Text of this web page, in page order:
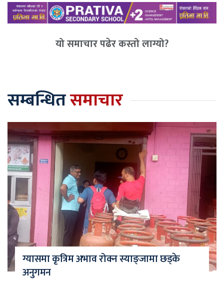
यो समाचार पढेर कस्तो लाग्यो?
सम्बन्धितसमाचार
ग्यासमा कृत्रिम अभाव रोक्न स्याङ्जामा छड्के
अनुगमन